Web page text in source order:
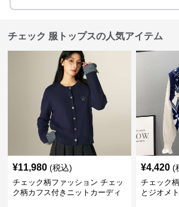
チェック 服トップスの人気アイテム
¥11,980 (税込)
チェック柄ファッション チェッ
ク柄カフス付きニットカーディ
¥4,420 (
チェック
とジオメ